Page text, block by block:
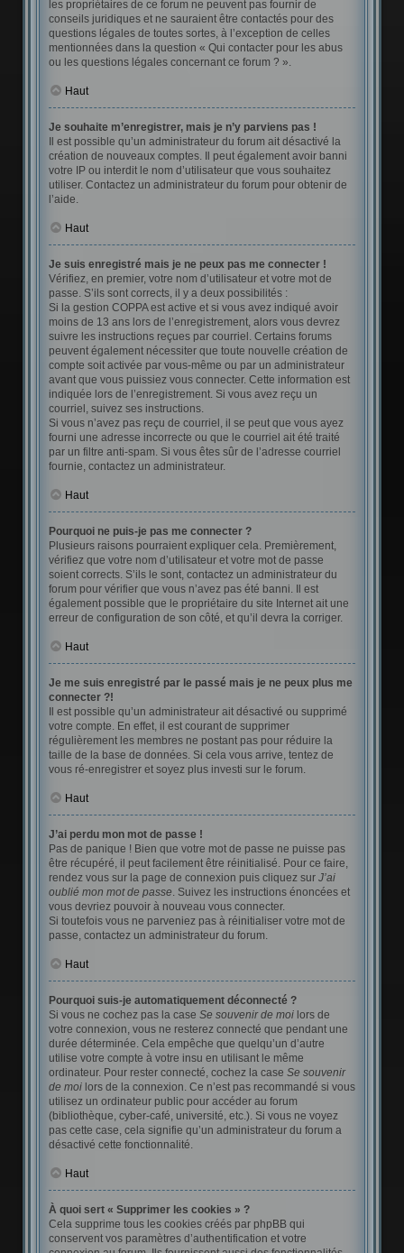
les propriétaires de ce forum ne peuvent pas fournir de
conseils juridiques et ne sauraient être contactés pour des
questions légales de toutes sortes, à l’exception de celles
mentionnées dans la question « Qui contacter pour les abus
ou les questions légales concernant ce forum ? ».
Haut
Je souhaite m’enregistrer, mais je n’y parviens pas !
Il est possible qu’un administrateur du forum ait désactivé la
création de nouveaux comptes. Il peut également avoir banni
votre IP ou interdit le nom d’utilisateur que vous souhaitez
utiliser. Contactez un administrateur du forum pour obtenir de
l’aide.
Haut
Je suis enregistré mais je ne peux pas me connecter !
Vérifiez, en premier, votre nom d’utilisateur et votre mot de
passe. S’ils sont corrects, il y a deux possibilités :
Si la gestion COPPA est active et si vous avez indiqué avoir
moins de 13 ans lors de l’enregistrement, alors vous devrez
suivre les instructions reçues par courriel. Certains forums
peuvent également nécessiter que toute nouvelle création de
compte soit activée par vous-même ou par un administrateur
avant que vous puissiez vous connecter. Cette information est
indiquée lors de l’enregistrement. Si vous avez reçu un
courriel, suivez ses instructions.
Si vous n’avez pas reçu de courriel, il se peut que vous ayez
fourni une adresse incorrecte ou que le courriel ait été traité
par un filtre anti-spam. Si vous êtes sûr de l’adresse courriel
fournie, contactez un administrateur.
Haut
Pourquoi ne puis-je pas me connecter ?
Plusieurs raisons pourraient expliquer cela. Premièrement,
vérifiez que votre nom d’utilisateur et votre mot de passe
soient corrects. S’ils le sont, contactez un administrateur du
forum pour vérifier que vous n’avez pas été banni. Il est
également possible que le propriétaire du site Internet ait une
erreur de configuration de son côté, et qu’il devra la corriger.
Haut
Je me suis enregistré par le passé mais je ne peux plus me
connecter ?!
Il est possible qu’un administrateur ait désactivé ou supprimé
votre compte. En effet, il est courant de supprimer
régulièrement les membres ne postant pas pour réduire la
taille de la base de données. Si cela vous arrive, tentez de
vous ré-enregistrer et soyez plus investi sur le forum.
Haut
J’ai perdu mon mot de passe !
Pas de panique ! Bien que votre mot de passe ne puisse pas
être récupéré, il peut facilement être réinitialisé. Pour ce faire,
rendez vous sur la page de connexion puis cliquez sur J’ai
oublié mon mot de passe. Suivez les instructions énoncées et
vous devriez pouvoir à nouveau vous connecter.
Si toutefois vous ne parveniez pas à réinitialiser votre mot de
passe, contactez un administrateur du forum.
Haut
Pourquoi suis-je automatiquement déconnecté ?
Si vous ne cochez pas la case Se souvenir de moilors de
votre connexion, vous ne resterez connecté que pendant une
durée déterminée. Cela empêche que quelqu’un d’autre
utilise votre compte à votre insu en utilisant le même
ordinateur. Pour rester connecté, cochez la case Se souvenir
de moilors de la connexion. Ce n’est pas recommandé si vous
utilisez un ordinateur public pour accéder au forum
(bibliothèque, cyber-café, université, etc.). Si vous ne voyez
pas cette case, cela signifie qu’un administrateur du forum a
désactivé cette fonctionnalité.
Haut
À quoi sert « Supprimer les cookies » ?
Cela supprime tous les cookies créés par phpBB qui
conservent vos paramètres d’authentification et votre